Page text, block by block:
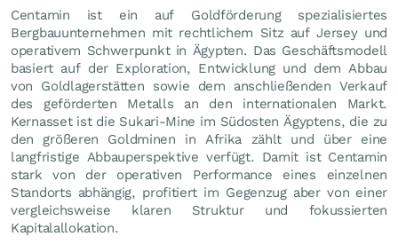
Centamin ist ein auf Goldförderung spezialisiertes
Bergbauunternehmen mit rechtlichem Sitz auf Jersey und
operativem Schwerpunkt in Ägypten. Das Geschäftsmodell
basiert auf der Exploration, Entwicklung und dem Abbau
von Goldlagerstätten sowie dem anschließenden Verkauf
des geförderten Metalls an den internationalen Markt.
Kernasset ist die Sukari-Mine im Südosten Ägyptens, die zu
den größeren Goldminen in Afrika zählt und über eine
langfristige Abbauperspektive verfügt. Damit ist Centamin
stark von der operativen Performance eines einzelnen
Standorts abhängig, profitiert im Gegenzug aber von einer
vergleichsweise klaren Struktur und fokussierten
Kapitalallokation.